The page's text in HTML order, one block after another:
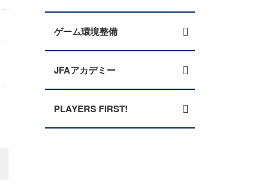
ゲーム環境整備
JFAアカデミー
PLAYERS FIRST!